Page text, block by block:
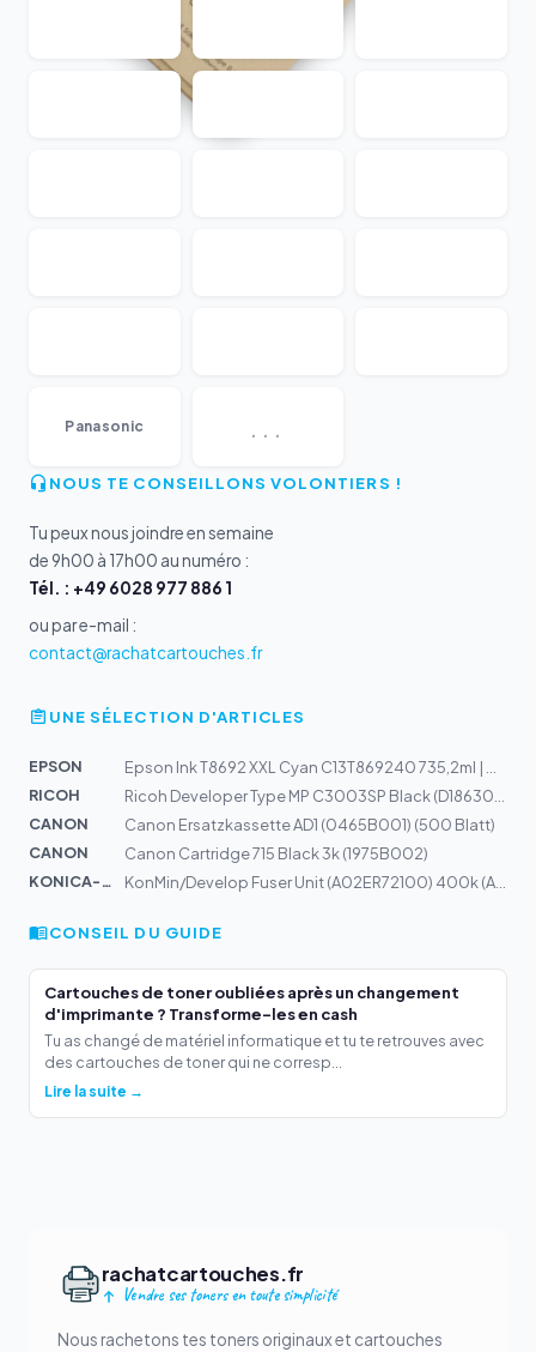
Panasonic ...
NOUS TE CONSEILLONS VOLONTIERS !
Tu peux nous joindre en semaine
de 9h00 à 17h00 au numéro :
Tél. : +49 6028 977 886 1
ou par e-mail :
contact@rachatcartouches.fr
UNE SÉLECTION D'ARTICLES
EPSON
Epson Ink T8692 XXL Cyan C13T869240 735,2ml | WorkForce...
RICOH
Ricoh Developer Type MP C3003SP Black (D1863050)
CANON
Canon Ersatzkassette AD1 (0465B001) (500 Blatt)
CANON
Canon Cartridge 715 Black 3k (1975B002)
KONICA-MIN...
KonMin/Develop Fuser Unit (A02ER72100) 400k (A02ER72111...
CONSEIL DU GUIDE
Cartouches de toner oubliées après un changement
d'imprimante ? Transforme-les en cash
Tu as changé de matériel informatique et tu te retrouves avec
des cartouches de toner qui ne corresp...
Lire la suite →
rachatcartouches.fr
Vendre ses toners en toute simplicité
Nous rachetons tes toners originaux et cartouches